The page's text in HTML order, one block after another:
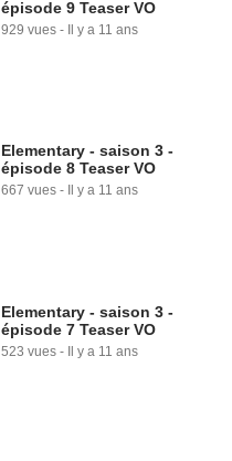
épisode 9 Teaser VO
929 vues - Il y a 11 ans
Elementary - saison 3 -
épisode 8 Teaser VO
667 vues - Il y a 11 ans
Elementary - saison 3 -
épisode 7 Teaser VO
523 vues - Il y a 11 ans